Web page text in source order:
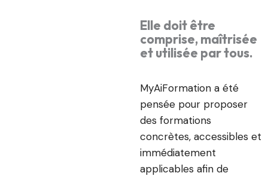
Elle doit être
comprise, maîtrisée
et utilisée par tous.
MyAiFormation a été
pensée pour proposer
des formations
concrètes, accessibles et
immédiatement
applicables afin de